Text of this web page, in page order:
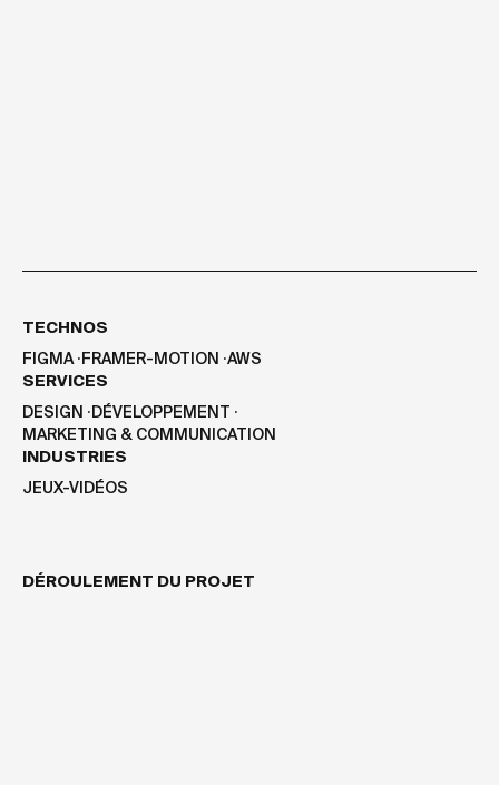
TECHNOS
FIGMA ⸱FRAMER-MOTION ⸱AWS
SERVICES
DESIGN ⸱DÉVELOPPEMENT ⸱
MARKETING & COMMUNICATION
INDUSTRIES
JEUX-VIDÉOS
DÉROULEMENT DU PROJET